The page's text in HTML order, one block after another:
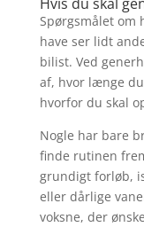
Spørgsmålet om
have ser lidt
bilist. Ved
af, hvor længe
hvorfor du skal
Nogle har bare
finde rutinen
grundigt forløb,
eller dårlige
voksne, der